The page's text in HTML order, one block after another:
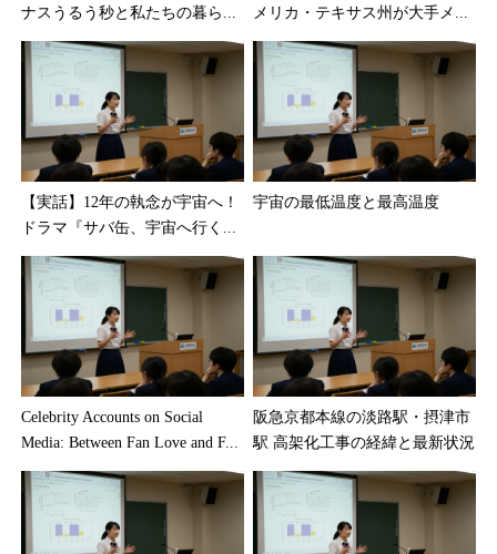
ナスうるう秒と私たちの暮ら...
メリカ・テキサス州が大手メ...
【実話】12年の執念が宇宙へ！
ドラマ『サバ缶、宇宙へ行く...
宇宙の最低温度と最高温度
Celebrity Accounts on Social
Media: Between Fan Love and F...
阪急京都本線の淡路駅・摂津市
駅 高架化工事の経緯と最新状況